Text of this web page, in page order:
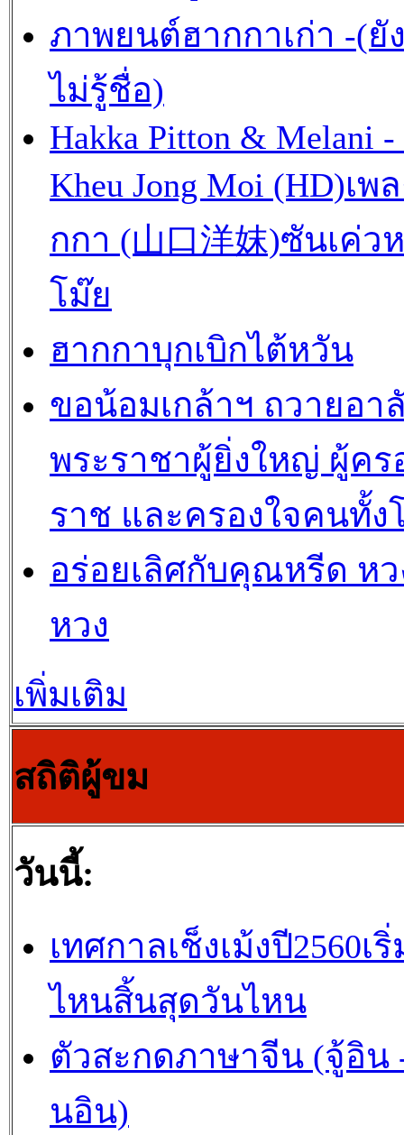
ภาพยนต์ฮากกาเก่า -(ยั
ไม่รู้ชื่อ)
Hakka Pitton & Melani -
Kheu Jong Moi (HD)เพ
กกา (山口洋妺)ซันเค่ว
โม๊ย
ฮากกาบุกเบิกไต้หวัน
ขอน้อมเกล้าฯ ถวายอา
พระราชาผู้ยิ่งใหญ่ ผู้คร
ราช และครองใจคนทั้ง
อร่อยเลิศกับคุณหรีด หว
หวง
เพิ่มเติม
สถิติผู้ขม
วันนี้:
เทศกาลเช็งเม้งปี2560เ
ไหนสิ้นสุดวันไหน
ตัวสะกดภาษาจีน (จู้อิน
นอิน)